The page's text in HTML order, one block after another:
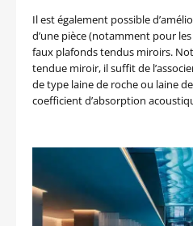
Il est également possible
d’une pièce (notamment pour
faux plafonds tendus miroirs.
tendue miroir, il suffit de
de type laine de roche ou laine
coefficient d’absorption